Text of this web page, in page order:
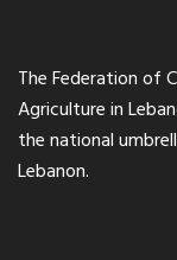
The Federation of
Agriculture in
the national
Lebanon.